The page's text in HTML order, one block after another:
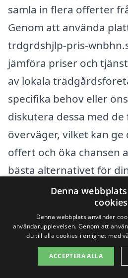
samla in flera offerter
Genom att använda
trdgrdshjlp-pris-
jämföra priser och
av lokala
specifika behov eller
diskutera dessa med
överväger, vilket kan
offert och öka chansen
bästa alternativet för
Få 3 erbjudanden,
förpliktelser
Denna
cookies
Denna webbplats använder
användarupplevelsen. Genom att
du till alla cookies i enlighet med
ACCEPTERA ALLA